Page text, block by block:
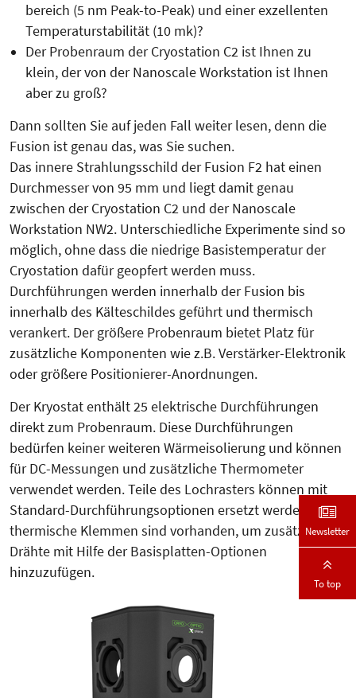
bereich (5 nm Peak-to-Peak) und einer exzellenten
Temperatur­sta­bilität (10 mk)?
Der Proben­raum der Cryostation C2 ist Ihnen zu
klein, der von der Nanoscale Workstation ist Ihnen
aber zu groß?
Dann sollten Sie auf jeden Fall weiter lesen, denn die
Fusion ist genau das, was Sie suchen.
Das innere Strahlungsschild der Fu­sion F2 hat einen
Durchmesser von 95 mm und liegt damit genau
zwischen der Cryostation C2 und der Nanoscale
Workstation NW2. Unterschiedliche Experimente sind so
möglich, ohne dass die niedrige Basistemperatur der
Cryostation dafür geopfert werden muss.
Durchführungen werden inner­halb der Fusion bis
innerhalb des Kälteschildes geführt und thermisch
verankert. Der größere Pro­benraum bietet Platz für
zusätzliche Komponenten wie z.B. Verstär­ker-Elektronik
oder größere Positio­nierer-Anordnungen.
Der Kryostat enthält 25 elektri­sche Durchführungen
direkt zum Pro­ben­raum. Diese Durchfüh­rungen
bedürfen keiner weiteren Wärme­isolierung und können
für DC-Mes­sungen und zusätzliche Thermo­meter
verwendet werden. Teile des Lochrasters können mit
Standard-Durchführungsoptionen ersetzt werden. Vier
thermische Klem­men sind vorhanden, um zusätzliche
Drähte mit Hilfe der Basisplatten-Optionen
hinzuzufügen.
Newsletter
To top